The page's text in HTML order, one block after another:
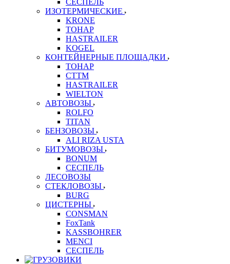
СЕСПЕЛЬ
ИЗОТЕРМИЧЕСКИЕ
KRONE
ТОНАР
HASTRAILER
KOGEL
КОНТЕЙНЕРНЫЕ ПЛОЩАДКИ
ТОНАР
CTTM
HASTRAILER
WIELTON
АВТОВОЗЫ
ROLFO
TITAN
БЕНЗОВОЗЫ
ALI RIZA USTA
БИТУМОВОЗЫ
BONUM
СЕСПЕЛЬ
ЛЕСОВОЗЫ
СТЕКЛОВОЗЫ
BURG
ЦИСТЕРНЫ
CONSMAN
FoxTank
KASSBOHRER
MENCI
СЕСПЕЛЬ